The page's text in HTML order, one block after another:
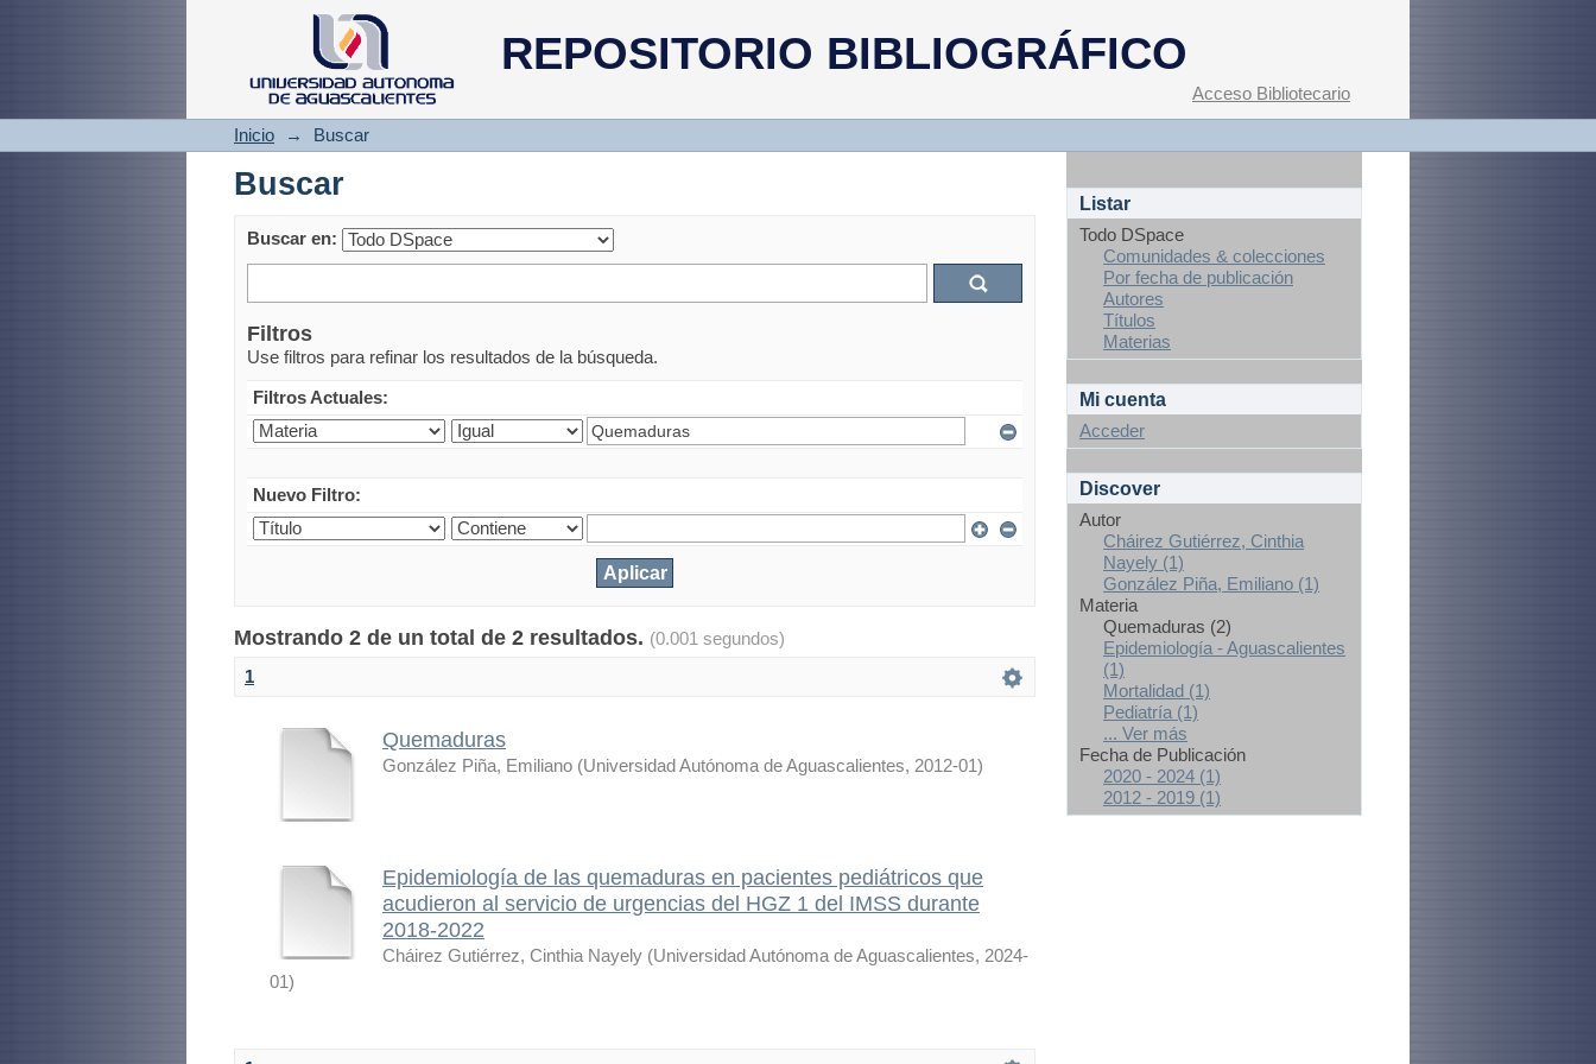
REPOSITORIO BIBLIOGRÁFICO
Buscar
Acceso Bibliotecario
Inicio → Buscar
Buscar
Buscar en:
Filtros
Use filtros para refinar los resultados de la búsqueda.
Filtros Actuales:
Nuevo Filtro:
Mostrando 2 de un total de 2 resultados. (0.001 segundos)
1
Quemaduras
González Piña, Emiliano (Universidad Autónoma de Aguascalientes, 2012-01)
Epidemiología de las quemaduras en pacientes pediátricos que
acudieron al servicio de urgencias del HGZ 1 del IMSS durante
2018-2022
Cháirez Gutiérrez, Cinthia Nayely (Universidad Autónoma de Aguascalientes, 2024-
01)
Listar
Todo DSpace
Comunidades & colecciones
Por fecha de publicación
Autores
Títulos
Materias
Mi cuenta
Acceder
Discover
Autor
Cháirez Gutiérrez, Cinthia
Nayely (1)
González Piña, Emiliano (1)
Materia
Quemaduras (2)
Epidemiología - Aguascalientes
(1)
Mortalidad (1)
Pediatría (1)
... Ver más
Fecha de Publicación
2020 - 2024 (1)
2012 - 2019 (1)